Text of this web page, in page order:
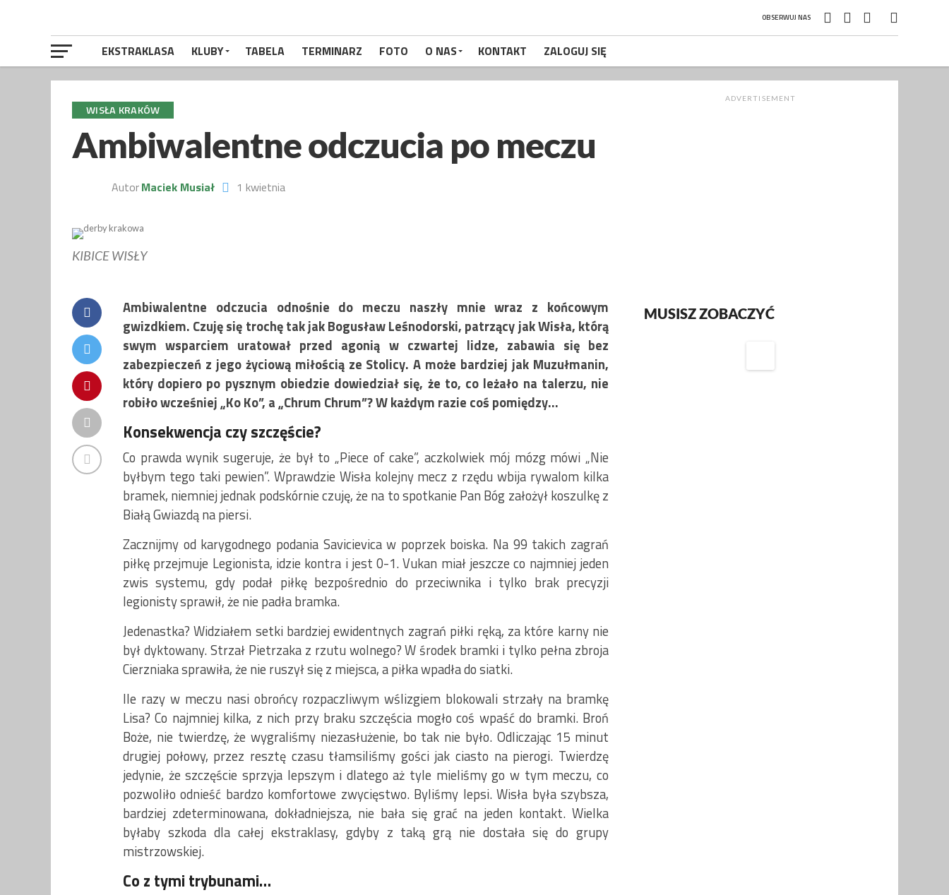
OBSERWUJ NAS
EKSTRAKLASA KLUBY TABELA TERMINARZ FOTO O NAS KONTAKT ZALOGUJ SIĘ
WISŁA KRAKÓW
Ambiwalentne odczucia po meczu
AutorMaciek Musiał 1 kwietnia
KIBICE WISŁY
Ambiwalentne odczucia odnośnie do meczu naszły mnie wraz z końcowym
gwizdkiem. Czuję się trochę tak jak Bogusław Leśnodorski, patrzący jak Wisła, którą
swym wsparciem uratował przed agonią w czwartej lidze, zabawia się bez
zabezpieczeń z jego życiową miłością ze Stolicy. A może bardziej jak Muzułmanin,
który dopiero po pysznym obiedzie dowiedział się, że to, co leżało na talerzu, nie
robiło wcześniej „Ko Ko”, a „Chrum Chrum”? W każdym razie coś pomiędzy…
Konsekwencja czy szczęście?
Co prawda wynik sugeruje, że był to „Piece of cake”, aczkolwiek mój mózg mówi „Nie
byłbym tego taki pewien”. Wprawdzie Wisła kolejny mecz z rzędu wbija rywalom kilka
bramek, niemniej jednak podskórnie czuję, że na to spotkanie Pan Bóg założył koszulkę z
Białą Gwiazdą na piersi.
Zacznijmy od karygodnego podania Savicievica w poprzek boiska. Na 99 takich zagrań
piłkę przejmuje Legionista, idzie kontra i jest 0-1. Vukan miał jeszcze co najmniej jeden
zwis systemu, gdy podał piłkę bezpośrednio do przeciwnika i tylko brak precyzji
legionisty sprawił, że nie padła bramka.
Jedenastka? Widziałem setki bardziej ewidentnych zagrań piłki ręką, za które karny nie
był dyktowany. Strzał Pietrzaka z rzutu wolnego? W środek bramki i tylko pełna zbroja
Cierzniaka sprawiła, że nie ruszył się z miejsca, a piłka wpadła do siatki.
Ile razy w meczu nasi obrońcy rozpaczliwym wślizgiem blokowali strzały na bramkę
Lisa? Co najmniej kilka, z nich przy braku szczęścia mogło coś wpaść do bramki. Broń
Boże, nie twierdzę, że wygraliśmy niezasłużenie, bo tak nie było. Odliczając 15 minut
drugiej połowy, przez resztę czasu tłamsiliśmy gości jak ciasto na pierogi. Twierdzę
jedynie, że szczęście sprzyja lepszym i dlatego aż tyle mieliśmy go w tym meczu, co
pozwoliło odnieść bardzo komfortowe zwycięstwo. Byliśmy lepsi. Wisła była szybsza,
bardziej zdeterminowana, dokładniejsza, nie bała się grać na jeden kontakt. Wielka
byłaby szkoda dla całej ekstraklasy, gdyby z taką grą nie dostała się do grupy
mistrzowskiej.
Co z tymi trybunami…
ADVERTISEMENT
MUSISZ ZOBACZYĆ